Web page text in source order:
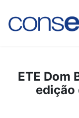
ETE Dom
edição